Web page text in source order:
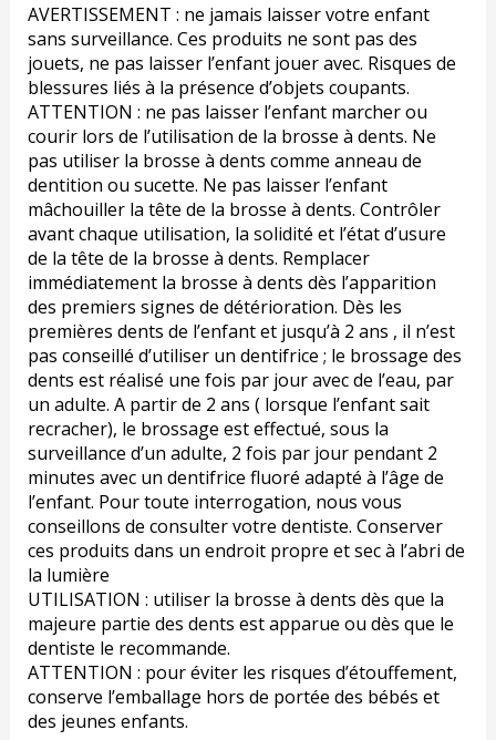
AVERTISSEMENT : ne jamais laisser votre enfant
sans surveillance. Ces produits ne sont pas des
jouets, ne pas laisser l’enfant jouer avec. Risques de
blessures liés à la présence d’objets coupants.
ATTENTION : ne pas laisser l’enfant marcher ou
courir lors de l’utilisation de la brosse à dents. Ne
pas utiliser la brosse à dents comme anneau de
dentition ou sucette. Ne pas laisser l’enfant
mâchouiller la tête de la brosse à dents. Contrôler
avant chaque utilisation, la solidité et l’état d’usure
de la tête de la brosse à dents. Remplacer
immédiatement la brosse à dents dès l’apparition
des premiers signes de détérioration. Dès les
premières dents de l’enfant et jusqu’à 2 ans , il n’est
pas conseillé d’utiliser un dentifrice ; le brossage des
dents est réalisé une fois par jour avec de l’eau, par
un adulte. A partir de 2 ans ( lorsque l’enfant sait
recracher), le brossage est effectué, sous la
surveillance d’un adulte, 2 fois par jour pendant 2
minutes avec un dentifrice fluoré adapté à l’âge de
l’enfant. Pour toute interrogation, nous vous
conseillons de consulter votre dentiste. Conserver
ces produits dans un endroit propre et sec à l’abri de
la lumière
UTILISATION : utiliser la brosse à dents dès que la
majeure partie des dents est apparue ou dès que le
dentiste le recommande.
ATTENTION : pour éviter les risques d’étouffement,
conserve l’emballage hors de portée des bébés et
des jeunes enfants.